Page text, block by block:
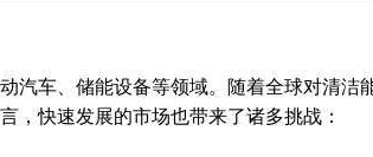
汽车、储能设备等领域。随着全球对清洁
，快速发展的市场也带来了诸多挑战：